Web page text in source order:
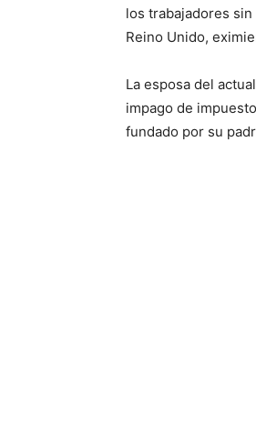
los trabajadores
Reino Unido,
La esposa del
impago de
fundado por su